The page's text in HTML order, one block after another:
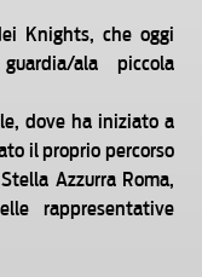
Knights, che oggi
ala piccola
dove ha iniziato a
il proprio percorso
Azzurra Roma,
rappresentative